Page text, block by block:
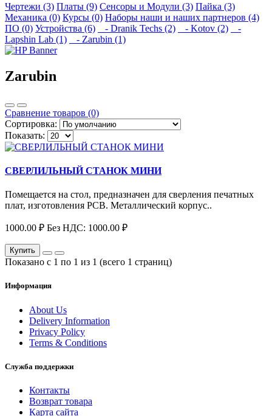
Чертежи (3) Платы (9) Сенсоры и Модули (3) Пайка (3)
Механика (0) Курсы (0) Наборы наши и наших партнеров (4)
ПО (0) Устройства (6) - Dranik Techs (2) - Kotov (2)
-
Lapshin Lab (1)
- Zarubin (1)
Zarubin
Сравнение товаров (0)
Сортировка:
Показать:
СВЕРЛИЛЬНЫЙ СТАНОК МИНИ
Помещается на стол, предназначен для сверления печатных
плат, изготовления PCB. Металлический корпус..
1000.00 ₽ Без НДС: 1000.00 ₽
Купить
Показано с 1 по 1 из 1 (всего 1 страниц)
Информация
About Us
Delivery Information
Privacy Policy
Terms & Conditions
Служба поддержки
Контакты
Возврат товара
Карта сайта